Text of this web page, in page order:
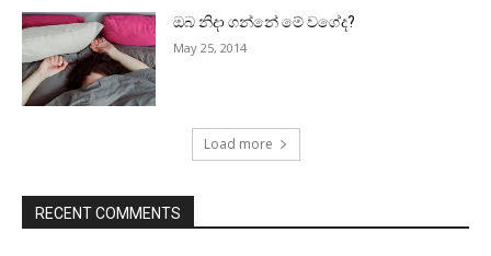
ඔබ නිදා ගන්නේ මේ වගේද?
May 25, 2014
Load more
RECENT COMMENTS